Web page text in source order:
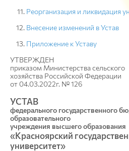
Реорганизация и ликвидация
Внесение изменений в Устав
Приложение к Уставу
УТВЕРЖДЕН
приказом Министерства сельского
хозяйства Российской Федерации
от 04.03.2022г. № 126
УСТАВ
федерального государственного
образовательного
учреждения высшего образования
«Красноярский
университет»